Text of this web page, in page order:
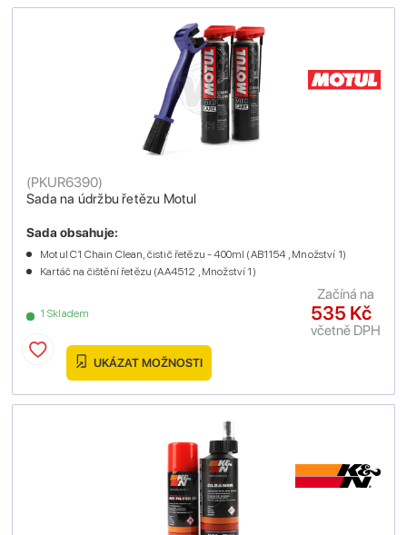
Sada na údržbu řetězu Motul
(PKUR6390)
1 Skladem
Sada obsahuje:
Motul C1 Chain Clean, čistič řetězu - 400ml (AB1154 , Množství 1)
Kartáč na čištění řetězu (AA4512 , Množství 1)
535 Kč
včetně DPH
Začíná na
UKÁZAT MOŽNOSTI